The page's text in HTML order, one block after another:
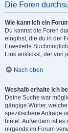
Die Foren
Wie kann ich ein
Du kannst die Foren
eingibst, die du in der
Erweiterte
Link anklickst, der von
Nach oben
Weshalb erhalte ich
Deine Suche war
gängige Wörter,
spezifischere Anfrage
bietet. Außerdem ist
nirgends im Forum